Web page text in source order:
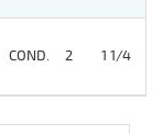
COND. 2 1 1/4